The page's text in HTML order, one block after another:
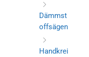
Dämmst
offsägen
Handkrei